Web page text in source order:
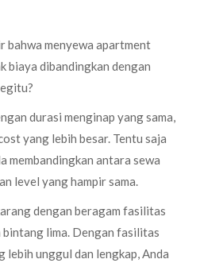
bahwa menyewa apartment
biaya dibandingkan dengan
durasi menginap yang sama,
yang lebih besar. Tentu saja
membandingkan antara sewa
level yang hampir sama.
dengan beragam fasilitas
lima. Dengan fasilitas
lebih unggul dan lengkap, Anda